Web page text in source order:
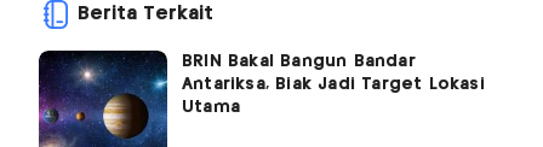
Berita Terkait
BRIN Bakal Bangun Bandar
Antariksa, Biak Jadi Target Lokasi
Utama